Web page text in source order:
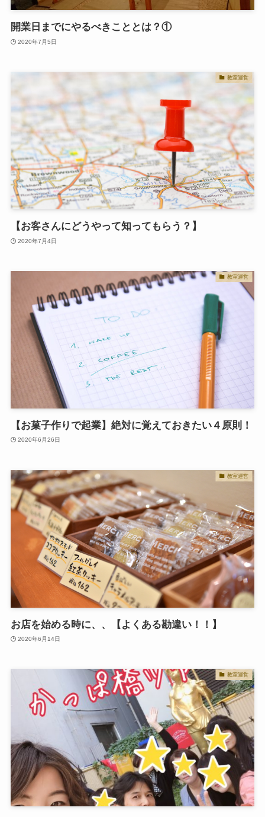
開業日までにやるべきこととは？①
2020年7月5日
教室運営
【お客さんにどうやって知ってもらう？】
2020年7月4日
教室運営
【お菓子作りで起業】絶対に覚えておきたい４原則！
2020年6月26日
教室運営
お店を始める時に、、【よくある勘違い！！】
2020年6月14日
教室運営